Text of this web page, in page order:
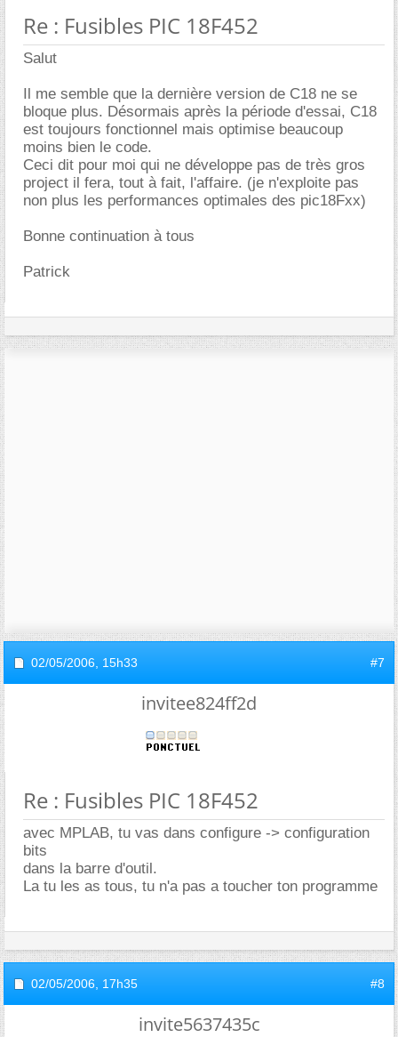
Re : Fusibles PIC 18F452
Salut
Il me semble que la dernière version de C18 ne se
bloque plus. Désormais après la période d'essai, C18
est toujours fonctionnel mais optimise beaucoup
moins bien le code.
Ceci dit pour moi qui ne développe pas de très gros
project il fera, tout à fait, l'affaire. (je n'exploite pas
non plus les performances optimales des pic18Fxx)
Bonne continuation à tous
Patrick
02/05/2006, 15h33 #7
invitee824ff2d
Re : Fusibles PIC 18F452
avec MPLAB, tu vas dans configure -> configuration
bits
dans la barre d'outil.
La tu les as tous, tu n'a pas a toucher ton programme
02/05/2006, 17h35 #8
invite5637435c